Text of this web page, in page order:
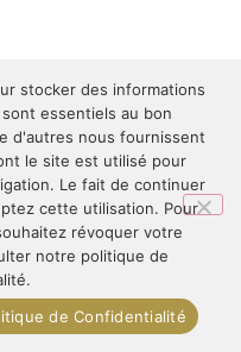
stocker des informations
essentiels au bon
d'autres nous fournissent
le site est utilisé pour
Le fait de continuer
cette utilisation. Pour
révoquer votre
notre politique de
de Confidentialité